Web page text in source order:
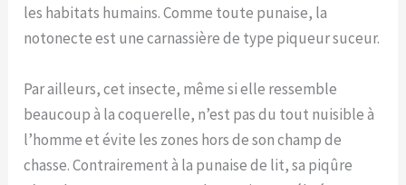
les habitats humains. Comme toute punaise, la
notonecte est une carnassière de type piqueur suceur.
Par ailleurs, cet insecte, même si elle ressemble
beaucoup à la coquerelle, n’est pas du tout nuisible à
l’homme et évite les zones hors de son champ de
chasse. Contrairement à la punaise de lit, sa piqûre